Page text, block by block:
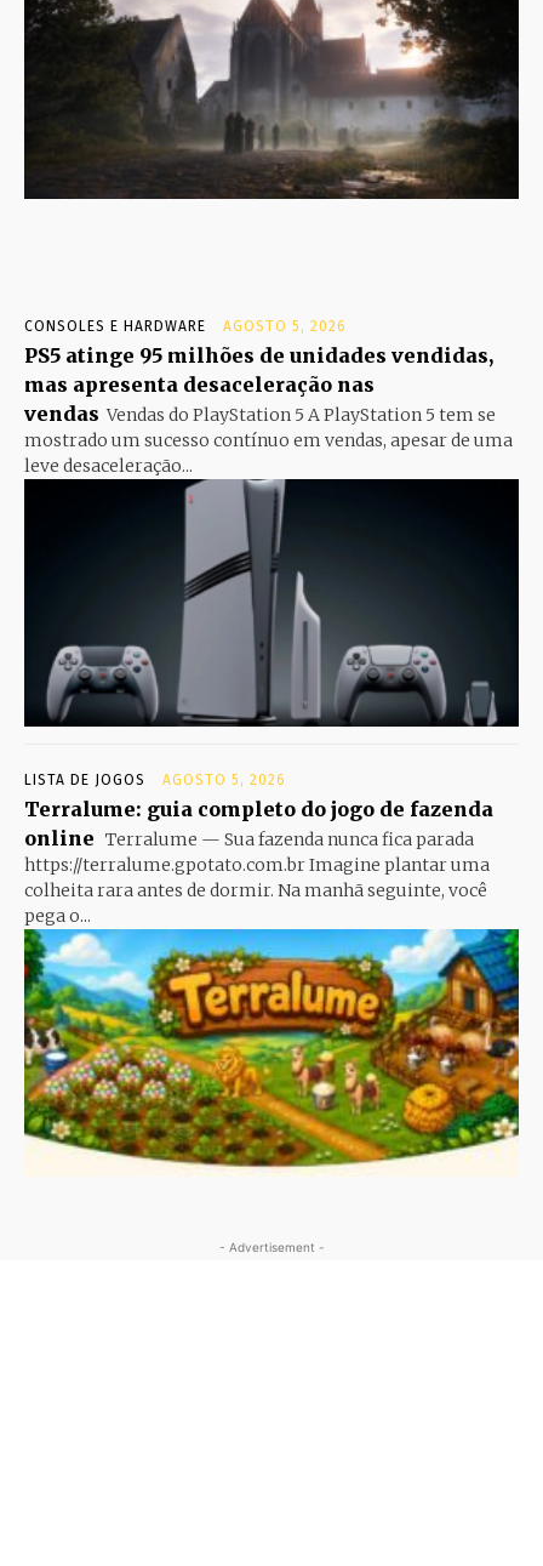
CONSOLES E HARDWARE AGOSTO 5, 2026
PS5 atinge 95 milhões de unidades vendidas,
mas apresenta desaceleração nas
vendas Vendas do PlayStation 5 A PlayStation 5 tem se
mostrado um sucesso contínuo em vendas, apesar de uma
leve desaceleração...
LISTA DE JOGOS AGOSTO 5, 2026
Terralume: guia completo do jogo de fazenda
online Terralume — Sua fazenda nunca fica parada
https://terralume.gpotato.com.br Imagine plantar uma
colheita rara antes de dormir. Na manhã seguinte, você
pega o...
- Advertisement -